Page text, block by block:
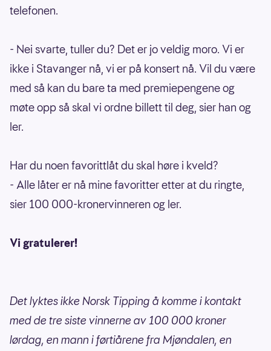
telefonen.
- Nei svarte, tuller du? Det er jo veldig moro. Vi er
ikke i Stavanger nå, vi er på konsert nå. Vil du være
med så kan du bare ta med premiepengene og
møte opp så skal vi ordne billett til deg, sier han og
ler.
Har du noen favorittlåt du skal høre i kveld?
- Alle låter er nå mine favoritter etter at du ringte,
sier 100 000-kronervinneren og ler.
Vi gratulerer!
Det lyktes ikke Norsk Tipping å komme i kontakt
med de tre siste vinnerne av 100 000 kroner
lørdag, en mann i førtiårene fra Mjøndalen, en